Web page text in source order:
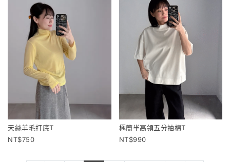
天絲羊毛打底T
750
極簡半高領五分袖棉T
990